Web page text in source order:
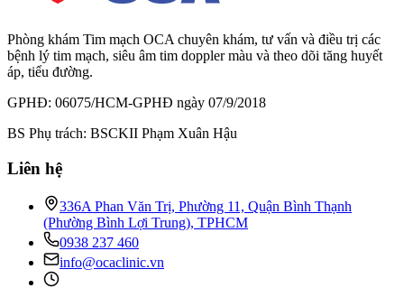
Phòng khám Tim mạch OCA chuyên khám, tư vấn và điều trị các
bệnh lý tim mạch, siêu âm tim doppler màu và theo dõi tăng huyết
áp, tiểu đường.
GPHĐ: 06075/HCM-GPHĐ ngày 07/9/2018
BS Phụ trách: BSCKII Phạm Xuân Hậu
Liên hệ
336A Phan Văn Trị, Phường 11, Quận Bình Thạnh
(Phường Bình Lợi Trung), TPHCM
0938 237 460
info@ocaclinic.vn